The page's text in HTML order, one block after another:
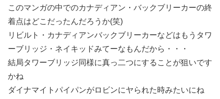
このマンガの中でのカナディアン・バックブリーカーの終
着点はどこだったんだろうか(笑)
リビルト・カナディアンバックブリーカーなどはもうタワ
ーブリッジ・ネイキッドみてーなもんだから・・・
結局タワーブリッジ同様に真っ二つにすることが狙いです
かね
ダイナマイトパイパンがロビンにヤられた時みたいにね